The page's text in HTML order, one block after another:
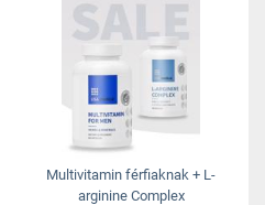
Multivitamin férfiaknak + L-
arginine Complex